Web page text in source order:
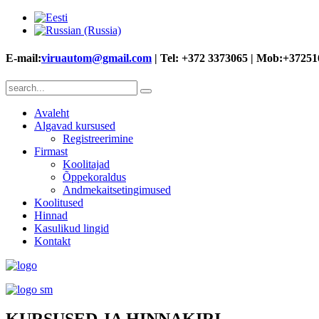
E-mail:viruautom@gmail.com | Tel: +372 3373065 |
Avaleht
Algavad kursused
Registreerimine
Firmast
Koolitajad
Õppekoraldus
Andmekaitsetingimused
Koolitused
Hinnad
Kasulikud lingid
Kontakt